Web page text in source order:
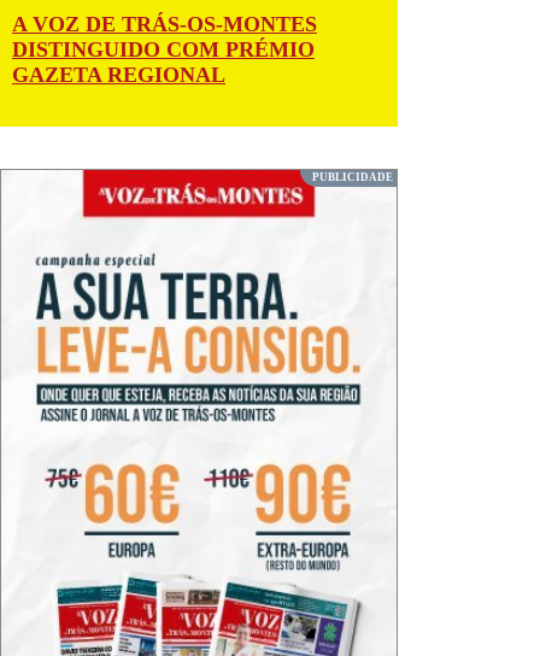
A VOZ DE TRÁS-OS-MONTES
DISTINGUIDO COM PRÉMIO
GAZETA REGIONAL